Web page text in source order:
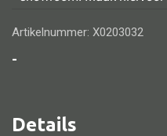
Barstoel
Stoel overig
Artikelnummer: X0203032
-
Details